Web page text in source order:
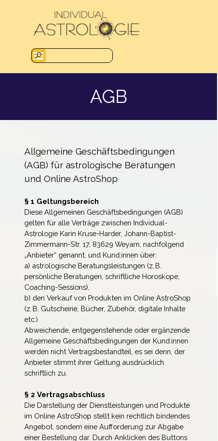
Menü überspringen
AGB
Allgemeine Geschäftsbedingungen
(AGB) für astrologische Beratungen
und Online AstroShop
§ 1 Geltungsbereich
Diese Allgemeinen Geschäftsbedingungen (AGB)
gelten für alle Verträge zwischen Individual-
Astrologie Karin Kruse-Harder, Johann-Baptist-
Zimmermann-Str. 17, 83629 Weyarn, nachfolgend
„Anbieter“ genannt, und Kund:innen über:
a) astrologische Beratungsleistungen (z. B.
persönliche Beratungen, schriftliche Horoskope,
Coaching-Sessions),
b) den Verkauf von Produkten im Online AstroShop
(z. B. Gutscheine, Bücher, Zubehör, digitale Inhalte
etc.).
Abweichende, entgegenstehende oder ergänzende
Allgemeine Geschäftsbedingungen der Kund:innen
werden nicht Vertragsbestandteil, es sei denn, der
Anbieter stimmt ihrer Geltung ausdrücklich
schriftlich zu.
§ 2 Vertragsabschluss
Die Darstellung der Dienstleistungen und Produkte
im Online AstroShop stellt kein rechtlich bindendes
Angebot, sondern eine Aufforderung zur Abgabe
einer Bestellung dar. Durch Anklicken des Buttons